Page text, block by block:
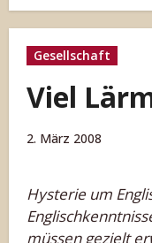
Gesellschaft
Viel
2. März 2008
Hysterie um Englischkenntnisse.
müssen gezielt